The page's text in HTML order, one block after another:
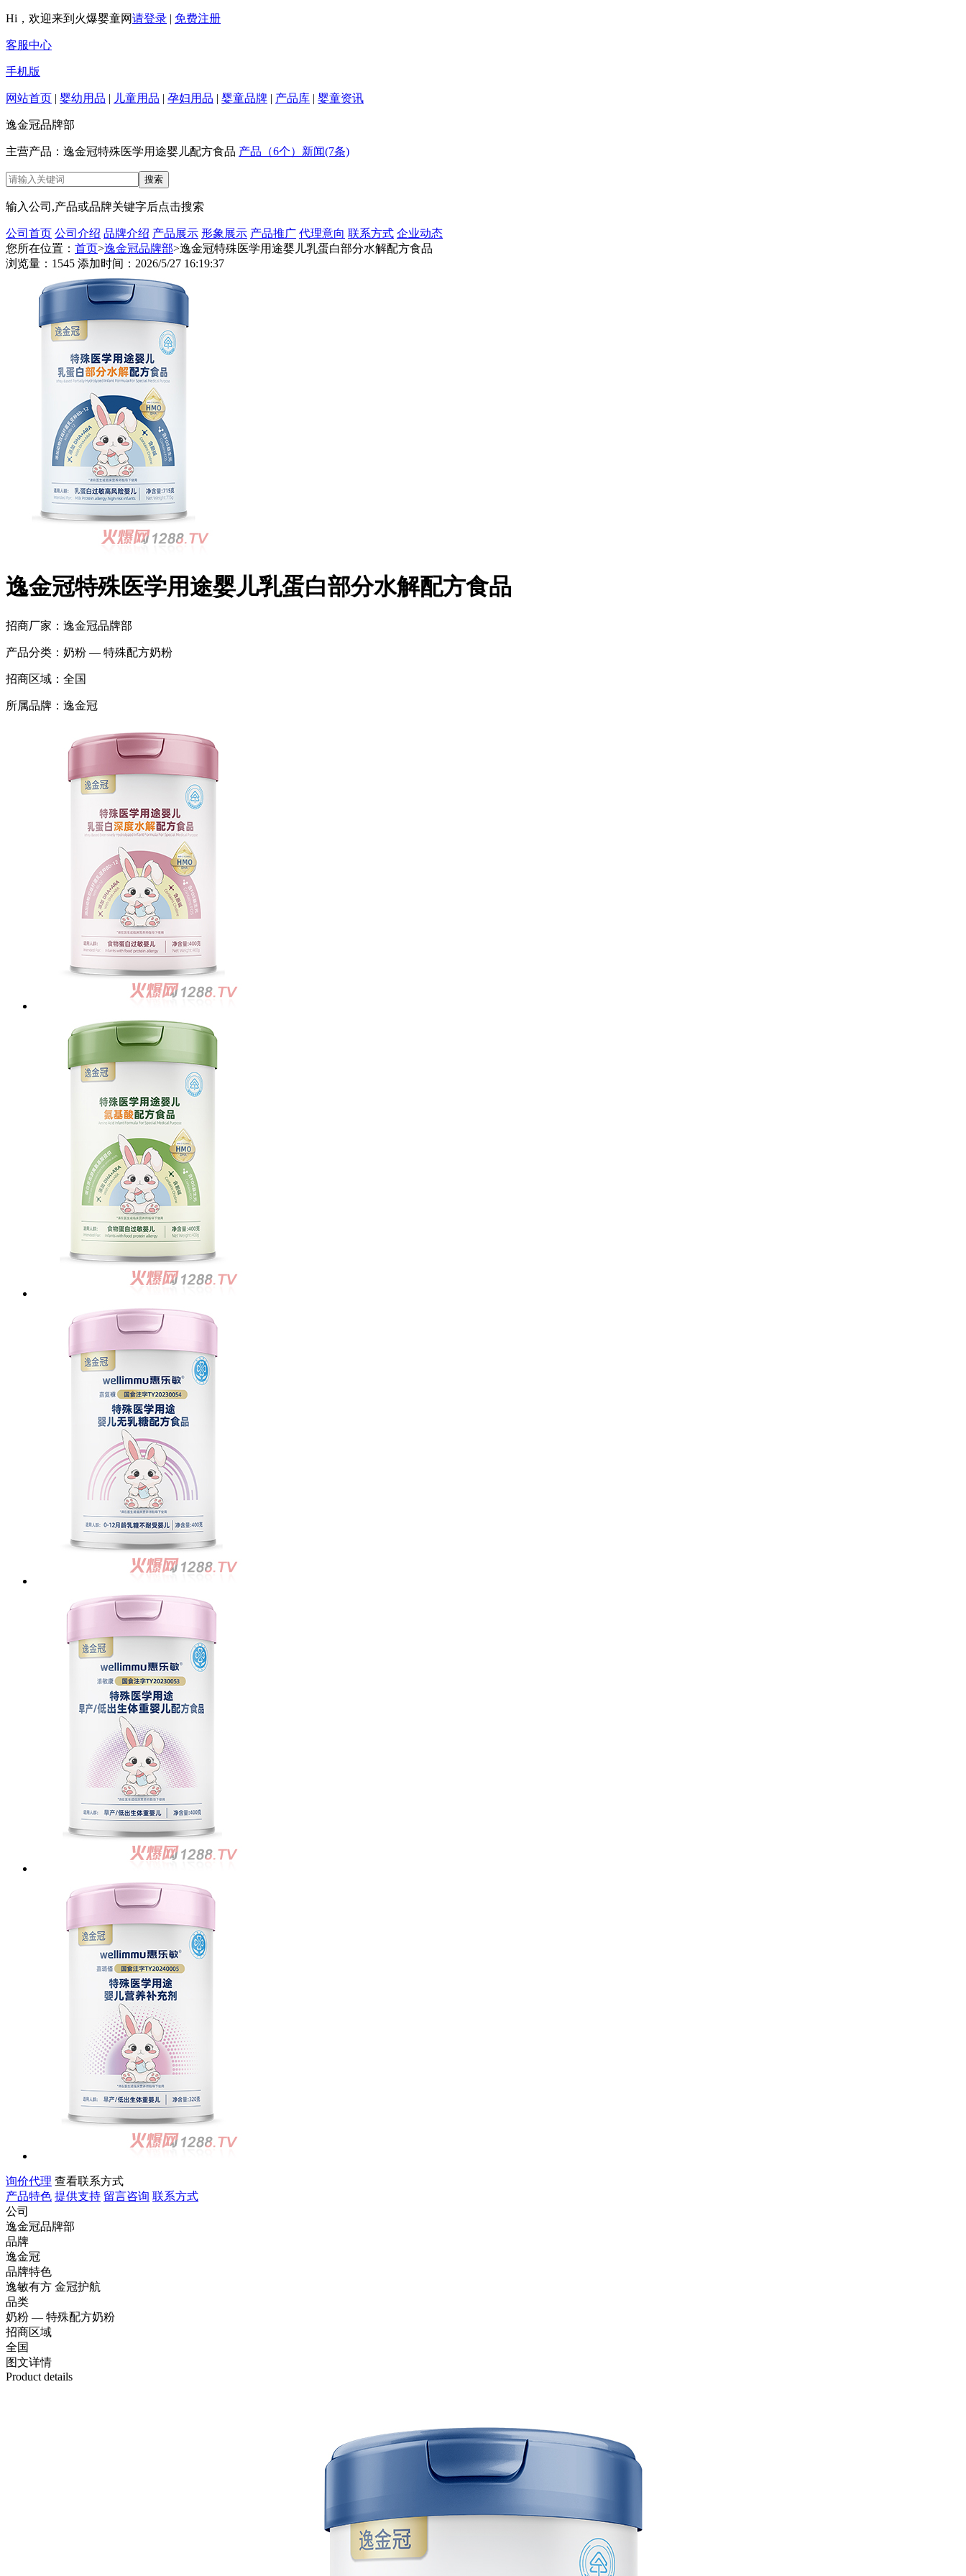
Hi，欢迎来到火爆婴童网请登录 | 免费注册
客服中心
手机版
网站首页 | 婴幼用品 | 儿童用品 | 孕妇用品 | 婴童品牌 | 产品库 | 婴童资讯
逸金冠品牌部
主营产品：逸金冠特殊医学用途婴儿配方食品 产品（6个） 新闻(7条)
输入公司,产品或品牌关键字后点击搜索
公司首页 公司介绍 品牌介绍 产品展示 形象展示 产品推广 代理意向 联系方式 企业动态
您所在位置： 首页>逸金冠品牌部>逸金冠特殊医学用途婴儿乳蛋白部分水解配方食品
浏览量：1545 添加时间：2026/5/27 16:19:37
逸金冠特殊医学用途婴儿乳蛋白部分水解配方食品
招商厂家： 逸金冠品牌部
产品分类： 奶粉 — 特殊配方奶粉
招商区域： 全国
所属品牌： 逸金冠
询价代理 查看联系方式
产品特色 提供支持 留言咨询 联系方式
公司
逸金冠品牌部
品牌
逸金冠
品牌特色
逸敏有方 金冠护航
品类
奶粉 — 特殊配方奶粉
招商区域
全国
图文详情
Product details